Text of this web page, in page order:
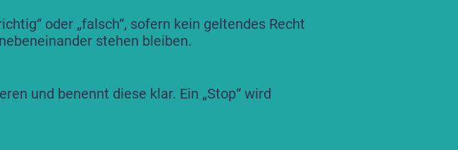
oder „falsch“, sofern kein geltendes Recht
stehen bleiben.
und benennt diese klar. Ein „Stop“ wird